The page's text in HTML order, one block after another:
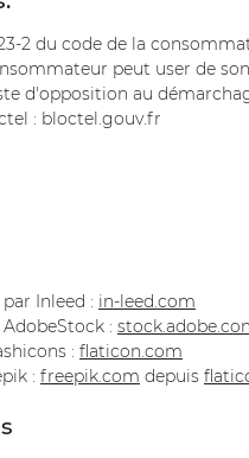
2 du code de la
peut user de
d'opposition au
: bloctel.gouv.fr
Inleed : in-leed.com
:
: flaticon.com
: freepik.com depuis